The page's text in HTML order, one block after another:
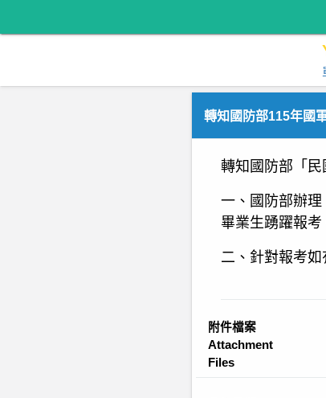
轉知國防部115年國
轉知國防部「民
一、國防部辦
畢業生踴躍報考
二、針對報考
附件檔案
Attachment
Files